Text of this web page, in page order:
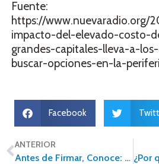
Fuente:
https://www.nuevaradio.org/
impacto-del-elevado-costo-
grandes-capitales-lleva-a-
buscar-opciones-en-la-
Facebook
ANTERIOR
Antes de Firmar, Conoce: Los Términos Inmobiliarios que Pueden Salvar (o Arruinar) tu Inversión